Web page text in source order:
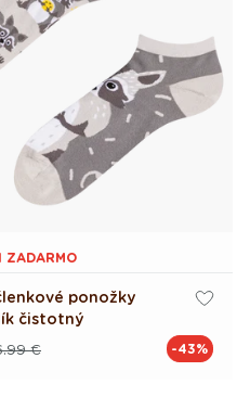
ZADARMO
ponožky
čistotný
€ -43%